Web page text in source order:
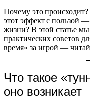
Почему это
этот эффект с пользой —
жизни? В этой статье
практических советов
время» за игрой —
Что такое
оно возникает